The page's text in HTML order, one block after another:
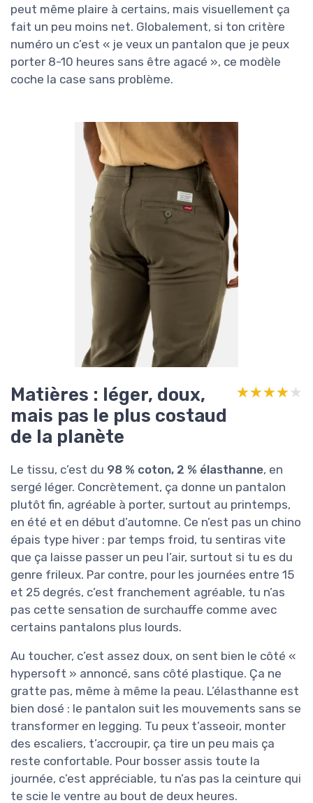
peut même plaire à certains, mais visuellement ça
fait un peu moins net. Globalement, si ton critère
numéro un c’est « je veux un pantalon que je peux
porter 8-10 heures sans être agacé », ce modèle
coche la case sans problème.
Matières : léger, doux,
mais pas le plus costaud
de la planète
★★★★★
★★★★★
Le tissu, c’est du 98 % coton, 2 % élasthanne, en
sergé léger. Concrètement, ça donne un pantalon
plutôt fin, agréable à porter, surtout au printemps,
en été et en début d’automne. Ce n’est pas un chino
épais type hiver : par temps froid, tu sentiras vite
que ça laisse passer un peu l’air, surtout si tu es du
genre frileux. Par contre, pour les journées entre 15
et 25 degrés, c’est franchement agréable, tu n’as
pas cette sensation de surchauffe comme avec
certains pantalons plus lourds.
Au toucher, c’est assez doux, on sent bien le côté «
hypersoft » annoncé, sans côté plastique. Ça ne
gratte pas, même à même la peau. L’élasthanne est
bien dosé : le pantalon suit les mouvements sans se
transformer en legging. Tu peux t’asseoir, monter
des escaliers, t’accroupir, ça tire un peu mais ça
reste confortable. Pour bosser assis toute la
journée, c’est appréciable, tu n’as pas la ceinture qui
te scie le ventre au bout de deux heures.